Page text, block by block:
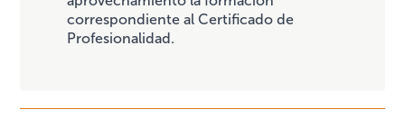
correspondiente al Certificado de
Profesionalidad.